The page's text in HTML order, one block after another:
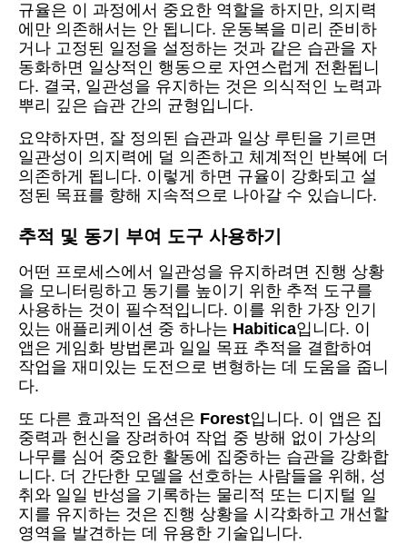
규율은 이 과정에서 중요한 역할을 하지만, 의지력
에만 의존해서는 안 됩니다. 운동복을 미리 준비하
거나 고정된 일정을 설정하는 것과 같은 습관을 자
동화하면 일상적인 행동으로 자연스럽게 전환됩니
다. 결국, 일관성을 유지하는 것은 의식적인 노력과
뿌리 깊은 습관 간의 균형입니다.
요약하자면, 잘 정의된 습관과 일상 루틴을 기르면
일관성이 의지력에 덜 의존하고 체계적인 반복에 더
의존하게 됩니다. 이렇게 하면 규율이 강화되고 설
정된 목표를 향해 지속적으로 나아갈 수 있습니다.
추적 및 동기 부여 도구 사용하기
어떤 프로세스에서 일관성을 유지하려면 진행 상황
을 모니터링하고 동기를 높이기 위한 추적 도구를
사용하는 것이 필수적입니다. 이를 위한 가장 인기
있는 애플리케이션 중 하나는 Habitica입니다. 이
앱은 게임화 방법론과 일일 목표 추적을 결합하여
작업을 재미있는 도전으로 변형하는 데 도움을 줍니
다.
또 다른 효과적인 옵션은 Forest입니다. 이 앱은 집
중력과 헌신을 장려하여 작업 중 방해 없이 가상의
나무를 심어 중요한 활동에 집중하는 습관을 강화합
니다. 더 간단한 모델을 선호하는 사람들을 위해, 성
취와 일일 반성을 기록하는 물리적 또는 디지털 일
지를 유지하는 것은 진행 상황을 시각화하고 개선할
영역을 발견하는 데 유용한 기술입니다.